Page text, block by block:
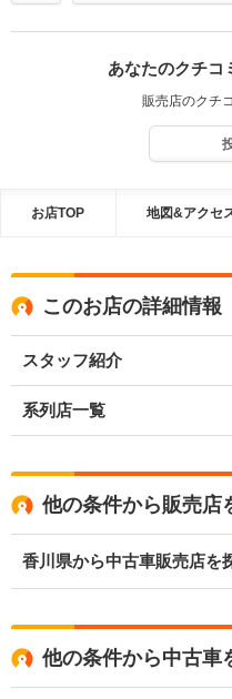
あなたのクチコ
販売店のクチ
お店TOP 地図&アクセ
このお店の詳細情報
スタッフ紹介
系列店一覧
他の条件から販売店
香川県から中古車販売店を
他の条件から中古車